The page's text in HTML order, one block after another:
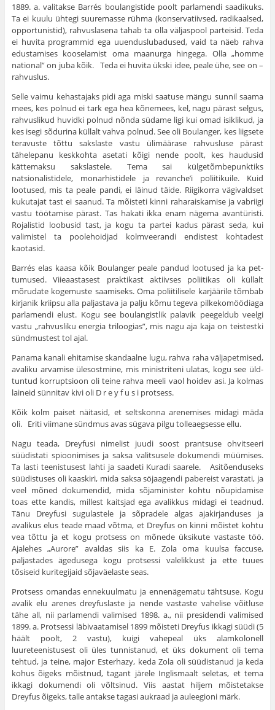
1889. a. valitakse Barrés boulangistide poolt parlamendi saadikuks.
Ta ei kuulu ühtegi suuremasse rühma (konservatiivsed, radikaalsed,
opportunistid), rahvuslasena tahab ta olla väljaspool parteisid. Teda
ei huvita programmid ega uuenduslubadused, vaid ta näeb rahva
edustamises kooselamist oma maanurga hingega. Olla „homme
national” on juba kõik. Teda ei huvita ükski idee, peale ühe, see on –
rahvuslus.
Selle vaimu kehastajaks pidi aga miski saatuse mängu sunnil saama
mees, kes polnud ei tark ega hea kõnemees, kel, nagu pärast selgus,
rahvuslikud huvidki polnud nõnda südame ligi kui omad isiklikud, ja
kes isegi sõdurina küllalt vahva polnud. See oli Boulanger, kes liigsete
tera­vuste tõttu sakslaste vastu ülimäärase rahvusluse pärast
tähelepanu kesk­kohta asetati kõigi nende poolt, kes haudusid
kättemaksu sakslastele. Tema sai külgetõmbepunktiks
natsionalistidele, monarhistidele ja revanche’i poliitikuile. Kuid
lootused, mis ta peale pandi, ei läinud täide. Riigi­korra vägivaldset
kukutajat tast ei saanud. Ta mõisteti kinni raharaiskamise ja vabriigi
vastu töötamise pärast. Tas hakati ikka enam nägema avantüristi.
Rojalistid loobusid tast, ja kogu ta partei kadus pärast seda, kui
valimistel ta poolehoidjad kolmveerandi endistest kohtadest
kaotasid.
Barrés elas kaasa kõik Boulanger peale pandud lootused ja ka pet­
tumused. Viieaastasest praktikast aktiivses poliitikas oli küllalt
mõrudate kogemuste saamiseks. Oma poliitilisele karjäärile tõmbab
kirjanik kriipsu alla paljastava ja palju kõmu tegeva pilkekomöödiaga
parlamendi elust. Kogu see boulangistlik palavik peegeldub veelgi
vastu „rahvusliku energia triloogias”, mis nagu aja kaja on teistestki
sündmustest tol ajal.
Panama kanali ehitamise skandaalne lugu, rahva raha väljapetmised,
avaliku arvamise ülesostmine, mis ministriteni ulatas, kogu see üld­
tuntud korruptsioon oli teine rahva meeli vaol hoidev asi. Ja kolmas
laineid sünnitav kivi oli D r e y f u s i protsess.
Kõik kolm paiset näitasid, et seltskonna arenemises midagi mäda
oli. Eriti viimane sündmus avas sügava pilgu tolleaegsesse ellu.
Nagu teada, Dreyfusi nimelist juudi soost prantsuse ohvitseeri
süüdis­tati spioonimises ja saksa valitsusele dokumendi müümises.
Ta lasti tee­nistusest lahti ja saadeti Kuradi saarele. Asitõenduseks
süüdistuses oli kaaskiri, mida saksa söjaagendi pabereist varastati, ja
veel mõned doku­mendid, mida sõjaminister kohtu nõupidamise
toas ette kandis, millest kaitsjad ega avalikkus midagi ei teadnud.
Tänu Dreyfusi sugulastele ja sõpradele algas ajakirjanduses ja
avalikus elus teade maad võtma, et Dreyfus on kinni mõistet kohtu
vea tõttu ja et kogu protsess on mõnede üksikute vastaste töö.
Ajalehes „Aurore” avaldas siis ka E. Zola oma kuulsa faccuse,
paljastades ägedusega kogu protsessi valelikkust ja ette tuues
tõsiseid kuritegijaid sõjaväelaste seas.
Protsess omandas ennekuulmatu ja ennenägematu tähtsuse. Kogu
avalik elu arenes dreyfuslaste ja nende vastaste vahelise võitluse
tähe all, nii parlamendi valimised 1898. a., nii presidendi valimised
1899. a. Prot­sessi läbivaatamisel 1899 mõisteti Dreyfus ikkagi süüdi (5
häält poolt, 2 vastu), kuigi vahepeal üks alamkolonell
luureteenistusest oli üles tunnis­tanud, et üks dokument oli tema
tehtud, ja teine, major Esterhazy, keda Zola oli süüdistanud ja keda
kohus õigeks mõistnud, tagant järele Inglis­maalt seletas, et tema
ikkagi dokumendi oli võltsinud. Viis aastat hiljem mõistetakse
Dreyfus õigeks, talle antakse tagasi aukraad ja auleegioni märk.